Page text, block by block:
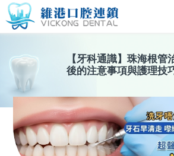
【 牙科通識】 珠海根管
後的注意事項與護理技